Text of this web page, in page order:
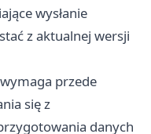
wysłanie
z aktualnej wersji
przede
się z
danych